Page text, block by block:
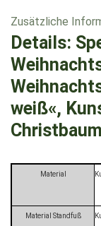
Zusätzliche
Details:
weiß«,
Material
Material Standfuß